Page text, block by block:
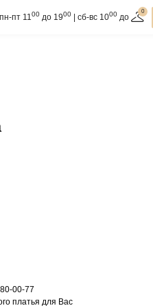
пт 1100 до 1900 | cб-вс 1000 до
0
00-77
платья для Вас